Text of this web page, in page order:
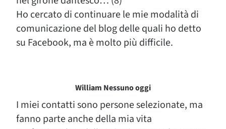
Ho cercato di continuare le mie modalità di
comunicazione del blog delle quali ho detto
su Facebook, ma è molto più difficile.
William Nessuno oggi
I miei contatti sono persone selezionate, ma
fanno parte anche della mia vita